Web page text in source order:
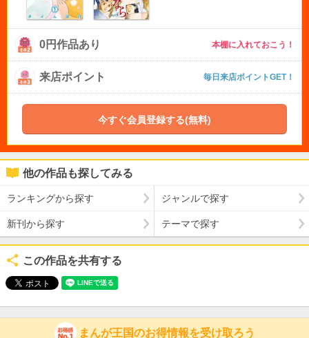
0円作品あり 本棚に入れておこう！
来店ポイント 毎日来店ポイントGET！
今すぐ会員登録する(無料)
他の作品も探してみる
ランキングから探す ジャンルで探す
新刊から探す テーマで探す
この作品を共有する
まんが王国のお得情報を受け取ろう